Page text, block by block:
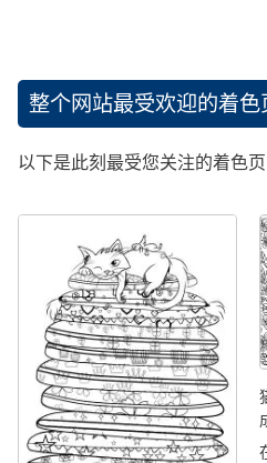
整个网站最受欢迎的着色
以下是此刻最受您关注的着色